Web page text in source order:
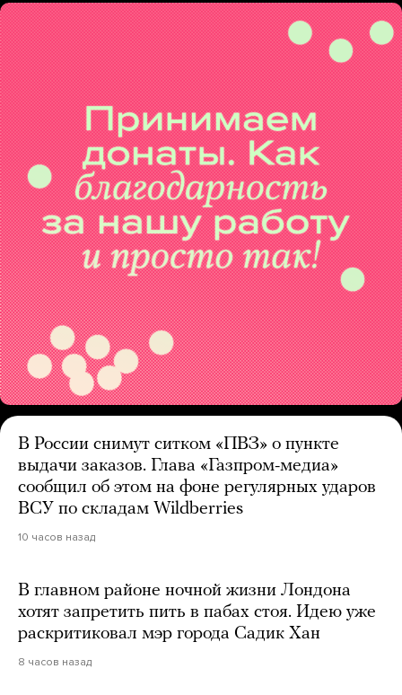
В России снимут ситком «ПВЗ» о пункте
выдачи заказов. Глава «Газпром-медиа»
сообщил об этом на фоне регулярных ударов
ВСУ по складам Wildberries
10 часов назад
В главном районе ночной жизни Лондона
хотят запретить пить в пабах стоя. Идею уже
раскритиковал мэр города Садик Хан
8 часов назад